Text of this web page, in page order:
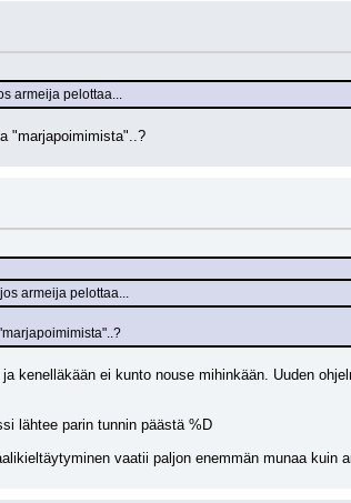
armeija pelottaa...
"marjapoimimista"..?
armeija pelottaa...
kenelläkään ei kunto nouse mihinkään. Uuden
lähtee parin tunnin päästä %D
vaatii paljon enemmän munaa kuin